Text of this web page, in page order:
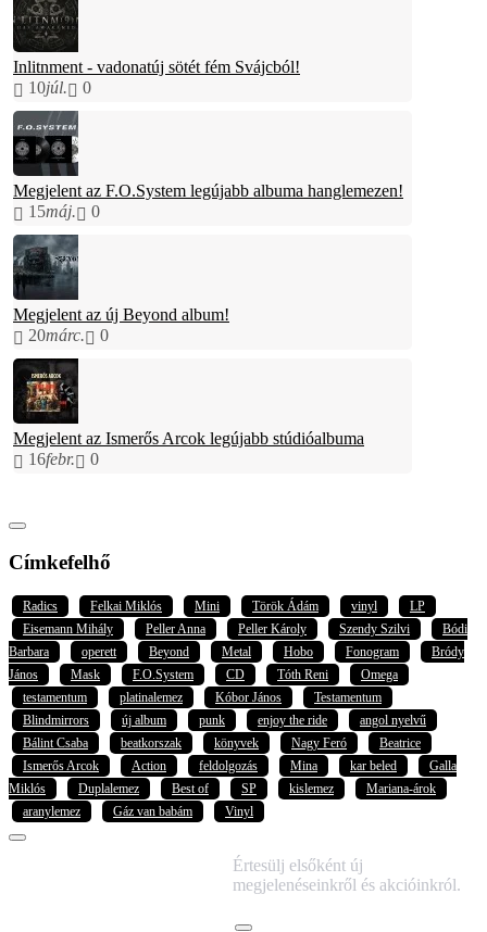
Inlitnment - vadonatúj sötét fém Svájcból!
10júl. 0
Megjelent az F.O.System legújabb albuma hanglemezen!
15máj. 0
Megjelent az új Beyond album!
20márc. 0
Megjelent az Ismerős Arcok legújabb stúdióalbuma
16febr. 0
Címkefelhő
Radics Felkai Miklós Mini Török Ádám vinyl
LP
Eisemann Mihály
Peller Anna Peller Károly Szendy Szilvi
Bódi
Barbara
operett Beyond Metal Hobo Fonogram
Bródy
János
Mask F.O.System CD Tóth Reni
Omega
testamentum
platinalemez Kóbor János
Testamentum
Blindmirrors
új album punk enjoy the ride
angol nyelvű
Bálint Csaba
beatkorszak könyvek Nagy Feró
Beatrice
Ismerős Arcok
Action feldolgozás Mina kar beled
Galla
Miklós
Duplalemez Best of SP kislemez
Mariana-árok
aranylemez
Gáz van babám Vinyl
Értesülj elsőként új
megjelenéseinkről és akcióinkról.